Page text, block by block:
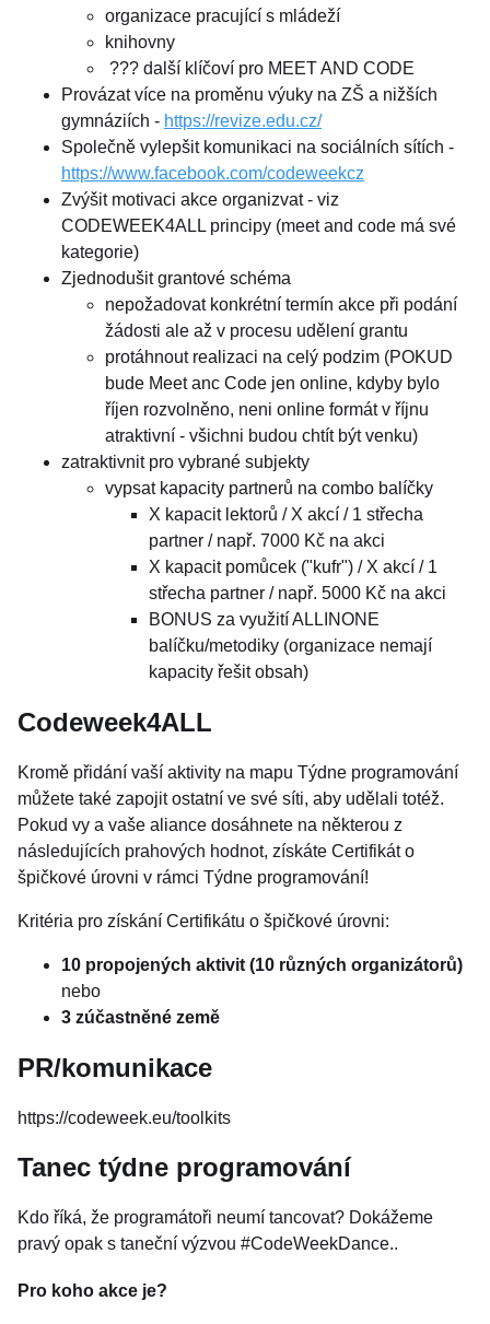
organizace pracující s mládeží
knihovny
??? další klíčoví pro MEET AND CODE
Provázat více na proměnu výuky na ZŠ a nižších
gymnáziích - https://revize.edu.cz/
Společně vylepšit komunikaci na sociálních sítích -
https://www.facebook.com/codeweekcz
Zvýšit motivaci akce organizvat - viz
CODEWEEK4ALL principy (meet and code má své
kategorie)
Zjednodušit grantové schéma
nepožadovat konkrétní termín akce při podání
žádosti ale až v procesu udělení grantu
protáhnout realizaci na celý podzim (POKUD
bude Meet anc Code jen online, kdyby bylo
říjen rozvolněno, neni online formát v říjnu
atraktivní - všichni budou chtít být venku)
zatraktivnit pro vybrané subjekty
vypsat kapacity partnerů na combo balíčky
X kapacit lektorů / X akcí / 1 střecha
partner / např. 7000 Kč na akci
X kapacit pomůcek ("kufr") / X akcí / 1
střecha partner / např. 5000 Kč na akci
BONUS za využití ALLINONE
balíčku/metodiky (organizace nemají
kapacity řešit obsah)
Codeweek4ALL
Kromě přidání vaší aktivity na mapu Týdne programování
můžete také zapojit ostatní ve své síti, aby udělali totéž.
Pokud vy a vaše aliance dosáhnete na některou z
následujících prahových hodnot, získáte Certifikát o
špičkové úrovni v rámci Týdne programování!
Kritéria pro získání Certifikátu o špičkové úrovni:
10 propojených aktivit (10 různých organizátorů)
nebo
3 zúčastněné země
PR/komunikace
https://codeweek.eu/toolkits
Tanec týdne programování
Kdo říká, že programátoři neumí tancovat? Dokážeme
pravý opak s taneční výzvou #CodeWeekDance..
Pro koho akce je?